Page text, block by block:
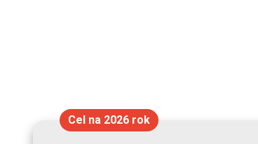
Cel na 2026 rok